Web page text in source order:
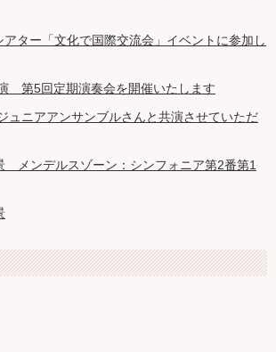
ター「文化で国際交流会」イベントに参加し
第5回定期演奏会を開催いたします
ュニアアンサンブルさんと共演させていただ
ンデルスゾーン：シンフォニア第2番第1